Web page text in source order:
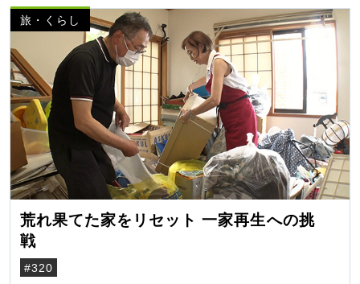
旅・くらし
荒れ果てた家をリセット 一家再生への挑
戦
#320